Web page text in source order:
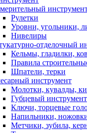
Рулетки
Уровни, угольники,
Нивелиры
отделочный
Кельмы, гладилки,
Правила
Шпатели, терки
инструмент
Молотки, кувалды,
Губцевый инструмент
Ключи, торцевые
Напильники,
Метчики, зубила,